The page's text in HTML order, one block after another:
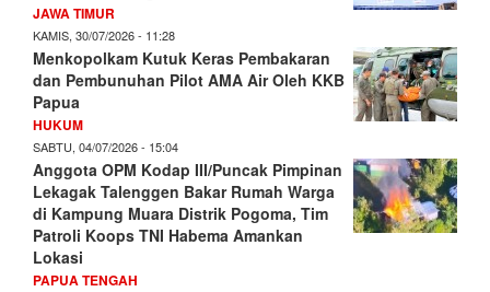
JAWA TIMUR
KAMIS, 30/07/2026 - 11:28
Menkopolkam Kutuk Keras Pembakaran
dan Pembunuhan Pilot AMA Air Oleh KKB
Papua
HUKUM
SABTU, 04/07/2026 - 15:04
Anggota OPM Kodap III/Puncak Pimpinan
Lekagak Talenggen Bakar Rumah Warga
di Kampung Muara Distrik Pogoma, Tim
Patroli Koops TNI Habema Amankan
Lokasi
PAPUA TENGAH